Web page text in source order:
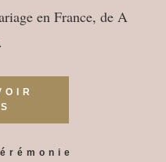
en France, de A